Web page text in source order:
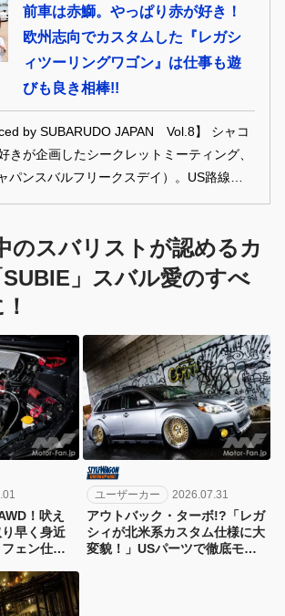
光景は壮観で、US志向の強いスビー達も
フトップテントなど今どきのカスタム事例
前車は赤鰤。やっぱり赤が好き！
欧州志向でカスタムした『レガシ
ィツーリングワゴン』は仕事も遊
びも良き相棒!!
by SUBARUDO JAPAN Vol.8】 シャコ
きが企画したシークレットミーティング、
パンスバルフリークスデイ）。US路線な
雰囲気も味わえるイベントから、気になっ
します、
のスバリストが認めるカ
」スバル愛のすべ
！吠え
早く身近
ェン仕様
ップ
ユーザーカー 2026.07.31
アウトバック・ターボ!?「レガ
シィが北米系カスタム仕様に大
変貌！」USパーツで徹底モデ